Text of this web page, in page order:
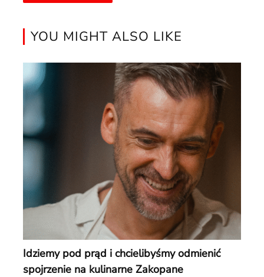
YOU MIGHT ALSO LIKE
Idziemy pod prąd i chcielibyśmy odmienić
spojrzenie na kulinarne Zakopane